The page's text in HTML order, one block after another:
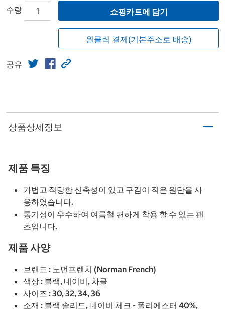
수량 쇼핑카트에 담기
원클릭 결제(기본주소로 배송)
공유
상품상세정보
제품 특징
가볍고 적당한 신축성이 있고 구김이 적은 원단을 사
용하였습니다.
통기성이 우수하여 여름철 편하게 착용 할 수 있는 팬
츠입니다.
제품 사양
브랜드 : 노먼프렌치 (Norman French)
색상 : 블랙, 네이비, 차콜
사이즈 : 30, 32, 34, 36
소재 : 블랙 솔리드, 네이비 체크 - 폴리에스터 40%,